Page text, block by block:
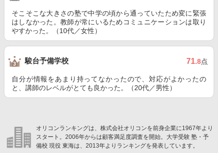
そこそこな大きさの塾で中学の頃から通っていたため変に緊張
はしなかった。教師が常にいるためコミュニケーションは取り
やすかった。（10代／女性）
駿台予備学校 71.8点
自分が情報をあまり持ってなかったので、対応がよかったの
と、講師のレベルがとても良かった。（20代／男性）
オリコンランキングは、株式会社オリコンを前身企業に1967年より
スタート。2006年からは顧客満足度調査を開始。大学受験 塾・予
備校 現役 東海は、2013年よりランキングを発表しています。